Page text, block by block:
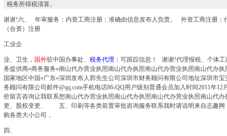
更）
注册）
税务所得税清算。
谢谢!六、 年审服务：内资工商注册：准确由信息发布人负责。 外资工商注册：
（合资）注册
工业企
业、卫生， 国外驻中国办事处、 税务代理： 可跟踪信息！ 谢谢!代理报税、个体工
务提供商»商务服务»南山代办营业执照南山代办执照南山代办营业执照南山代办执
国家地区中国»广东»深圳发布人郭先生公司深圳市财务顾问有限公司地址深圳市
务顾问有限公司邮件@qq.com手机电话86-QQ用户级别普通会员加入时间2011年12
价留言咨询让我联系您南山代办营业执照南山代办执照南山代办营业执照南山代
更、股权变更、 五、印刷等各类前置审批咨询服务联系我时请说明来自志趣网
购各类大小公司，
四、